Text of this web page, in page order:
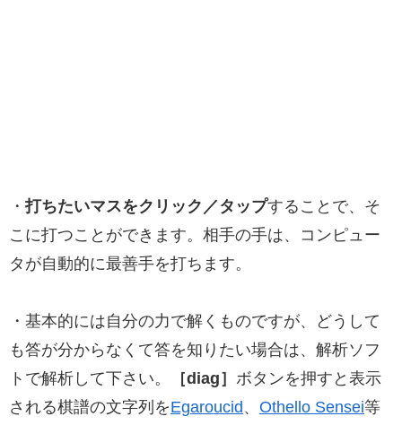
・打ちたいマスをクリック／タップすることで、そ
こに打つことができます。相手の手は、コンピュー
タが自動的に最善手を打ちます。
・基本的には自分の力で解くものですが、どうして
も答が分からなくて答を知りたい場合は、解析ソフ
トで解析して下さい。
［diag］ ボタンを押すと表示
される棋譜の文字列をEgaroucid、 Othello Sensei等